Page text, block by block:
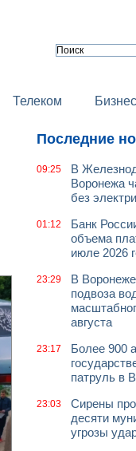
Телеком Бизнес
Последние
09:25
В
Воронежа
без
01:12
Банк
объема
июле 2026
23:29
В
подвоза
августа
23:17
Более 900
патруль в
23:03
Сирены
десяти
угрозы